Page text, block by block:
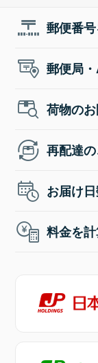
郵便番
郵便局
荷物の
再配達
お届け
料金を